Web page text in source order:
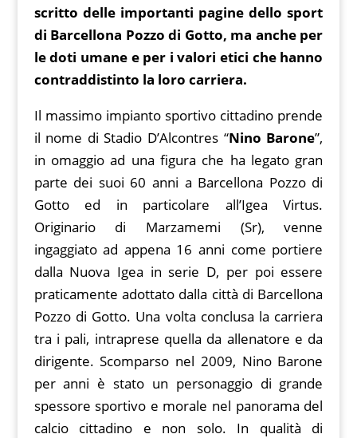
scritto delle importanti pagine dello sport
di Barcellona Pozzo di Gotto, ma anche per
le doti umane e per i valori etici che hanno
contraddistinto la loro carriera.
Il massimo impianto sportivo cittadino prende
il nome di Stadio D’Alcontres “Nino Barone”,
in omaggio ad una figura che ha legato gran
parte dei suoi 60 anni a Barcellona Pozzo di
Gotto ed in particolare all’Igea Virtus.
Originario di Marzamemi (Sr), venne
ingaggiato ad appena 16 anni come portiere
dalla Nuova Igea in serie D, per poi essere
praticamente adottato dalla città di Barcellona
Pozzo di Gotto. Una volta conclusa la carriera
tra i pali, intraprese quella da allenatore e da
dirigente. Scomparso nel 2009, Nino Barone
per anni è stato un personaggio di grande
spessore sportivo e morale nel panorama del
calcio cittadino e non solo. In qualità di